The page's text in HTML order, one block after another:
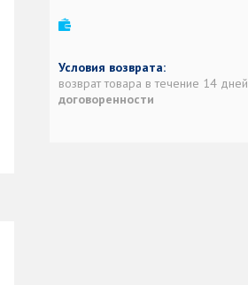
возврат товара в течение 14 дней
договоренности